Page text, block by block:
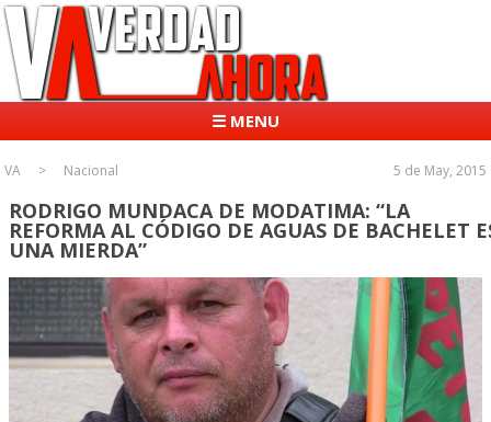
☰ MENU
VA Nacional 5 de May, 2015
RODRIGO MUNDACA DE MODATIMA: “LA
REFORMA AL CÓDIGO DE AGUAS DE BACHELET
UNA MIERDA”